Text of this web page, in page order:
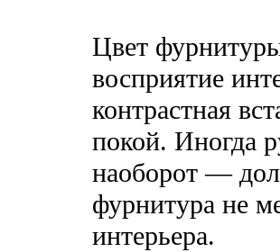
Цвет
восприятие
контрастная
покой. Иногда
наоборот —
фурнитура не
интерьера.